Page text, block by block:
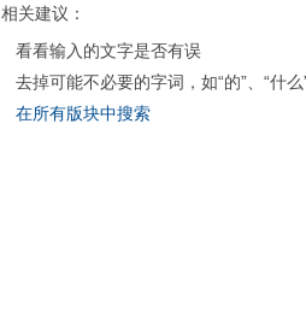
相关建议：
看看输入的文字是否有误
去掉可能不必要的字词，如“的”、“什么
在所有版块中搜索